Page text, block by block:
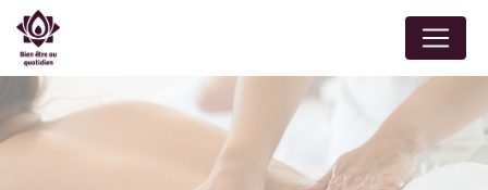
Panneau de gestion des cookies